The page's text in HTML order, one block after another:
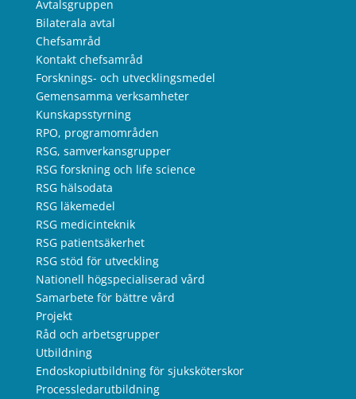
Avtalsgruppen
Bilaterala avtal
Chefsamråd
Kontakt chefsamråd
Forsknings- och utvecklingsmedel
Gemensamma verksamheter
Kunskapsstyrning
RPO, programområden
RSG, samverkansgrupper
RSG forskning och life science
RSG hälsodata
RSG läkemedel
RSG medicinteknik
RSG patientsäkerhet
RSG stöd för utveckling
Nationell högspecialiserad vård
Samarbete för bättre vård
Projekt
Råd och arbetsgrupper
Utbildning
Endoskopiutbildning för sjuksköterskor
Processledarutbildning